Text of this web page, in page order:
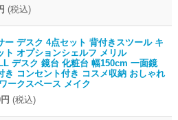
(税込)
ー デスク 4点セット 背付きスツール キ
ト オプションシェルフ メリル
デスク 鏡台 化粧台 幅150cm 一面鏡
き コンセント付き コスメ収納 おしゃれ
ークスペース メイク
(税込)